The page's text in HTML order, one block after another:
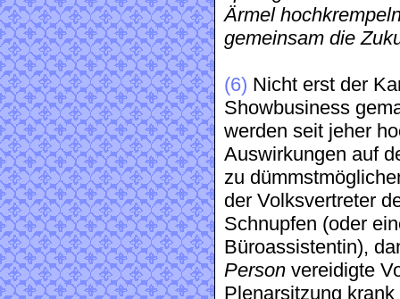
Ärmel
gemeinsam die
(6) Nicht erst der
Showbusiness
werden seit jeher
Auswirkungen auf
zu
der Volksvertreter
Schnupfen (oder
Büroassistentin),
Person vereidigte
Plenarsitzung